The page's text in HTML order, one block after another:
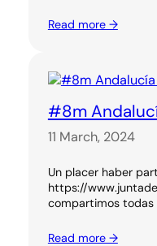
Read more →
#8m
11 March, 2024
Un placer haber
https://
compartimos todas
Read more →